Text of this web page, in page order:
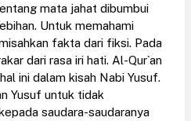
mata jahat dibumbui
Untuk memahami
fakta dari fiksi. Pada
dari rasa iri hati. Al-Qur`an
ini dalam kisah Nabi Yusuf.
Yusuf untuk tidak
saudara-saudaranya